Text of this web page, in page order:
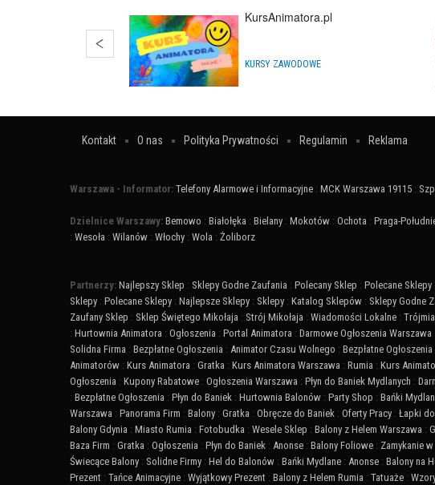
KursAnimatora.pl
KURSY ZAWODOWE
Kontakt O nas Polityka Prywatności Regulamin Reklama
Warszawa - Informator: Telefony Alarmowe i Informacyjne : MCK Warszawa 19115 :
Dzielnice Warszawy: Bemowo : Białołęka : Bielany : Mokotów : Ochota : Praga-
: Wesoła : Wilanów : Włochy : Wola : Żoliborz
Partnerzy: Najlepszy Sklep : Sklepy Godne Zaufania : Polecany Sklep : Polecane Sklepy
Sklepy : Polecane Sklepy : Najlepsze Sklepy : Sklepy : Katalog Sklepów : Sklepy Godne
Zaufany Sklep : Sklep Świętego Mikołaja : Strój Mikołaja : Wiadomości Lokalne :
: Hurtownia Animatora : Ogłoszenia : Portal Animatora : Darmowe Ogłoszenia Warszawa
Solidna Firma : Bezpłatne Ogłoszenia : Animator Czasu Wolnego : Bezpłatne
Animatorów : Kurs Animatora : Gratka : Kurs Animatora Warszawa : Rumia : Kurs
Ogłoszenia : Kupony Rabatowe : Ogłoszenia Warszawa : Płyn do Baniek Mydlanych :
: Bezpłatne Ogłoszenia : Płyn do Baniek : Hurtownia Balonów : Party Shop : Bańki
Warszawa : Panorama Firm : Balony : Gratka : Obręcze do Baniek : Oferty Pracy : Łapki
Balony Gdynia : Miasto Rumia : Fotobudka : Wesele Sklep : Balony z Helem Warszawa :
Baza Firm : Gratka : Ogłoszenia : Płyn do Baniek : Anonse : Balony Foliowe : Zamykanie
Świecące Balony : Solidne Firmy : Hel do Balonów : Bańki Mydlane : Anonse : Balony na
Prezent : Tańce Animacyjne : Wyjątkowy Prezent : Balony z Helem Rumia : Tatuaże :